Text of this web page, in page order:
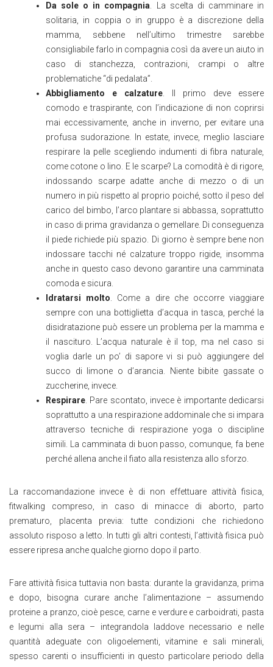
Da sole o in compagnia . La scelta di camminare in
solitaria, in coppia o in gruppo è a discrezione della
mamma, sebbene nell’ultimo trimestre sarebbe
consigliabile farlo in compagnia così da avere un aiuto in
caso di stanchezza, contrazioni, crampi o altre
problematiche “di pedalata”.
Abbigliamento e calzature . Il primo deve essere
comodo e traspirante, con l’indicazione di non coprirsi
mai eccessivamente, anche in inverno, per evitare una
profusa sudorazione. In estate, invece, meglio lasciare
respirare la pelle scegliendo indumenti di fibra naturale,
come cotone o lino. E le scarpe? La comodità è di rigore,
indossando scarpe adatte anche di mezzo o di un
numero in più rispetto al proprio poiché, sotto il peso del
carico del bimbo, l’arco plantare si abbassa, soprattutto
in caso di prima gravidanza o gemellare. Di conseguenza
il piede richiede più spazio. Di giorno è sempre bene non
indossare tacchi né calzature troppo rigide, insomma
anche in questo caso devono garantire una camminata
comoda e sicura.
Idratarsi molto . Come a dire che occorre viaggiare
sempre con una bottiglietta d’acqua in tasca, perché la
disidratazione può essere un problema per la mamma e
il nascituro. L’acqua naturale è il top, ma nel caso si
voglia darle un po’ di sapore vi si può aggiungere del
succo di limone o d’arancia. Niente bibite gassate o
zuccherine, invece.
Respirare . Pare scontato, invece è importante dedicarsi
soprattutto a una respirazione addominale che si impara
attraverso tecniche di respirazione yoga o discipline
simili. La camminata di buon passo, comunque, fa bene
perché allena anche il fiato alla resistenza allo sforzo.
La raccomandazione invece è di non effettuare attività fisica,
fitwalking compreso, in caso di minacce di aborto, parto
prematuro, placenta previa: tutte condizioni che richiedono
assoluto risposo a letto. In tutti gli altri contesti, l’attività fisica può
essere ripresa anche qualche giorno dopo il parto.
Fare attività fisica tuttavia non basta: durante la gravidanza, prima
e dopo, bisogna curare anche l’alimentazione – assumendo
proteine a pranzo, cioè pesce, carne e verdure e carboidrati, pasta
e legumi alla sera – integrandola laddove necessario e nelle
quantità adeguate con oligoelementi, vitamine e sali minerali,
spesso carenti o insufficienti in questo particolare periodo della